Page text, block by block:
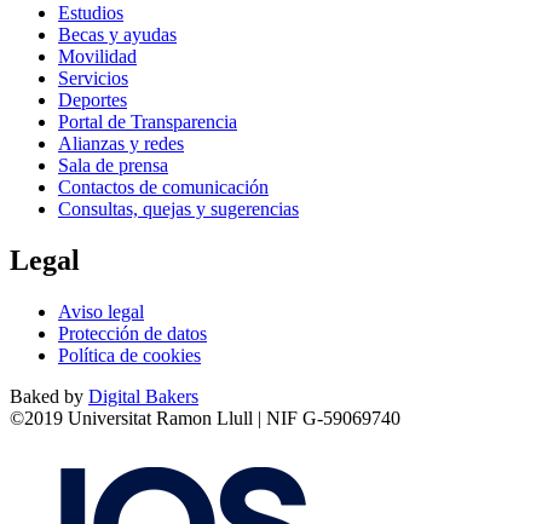
Estudios
Becas y ayudas
Movilidad
Servicios
Deportes
Portal de Transparencia
Alianzas y redes
Sala de prensa
Contactos de comunicación
Consultas, quejas y sugerencias
Legal
Aviso legal
Protección de datos
Política de cookies
Baked by Digital Bakers
©2019 Universitat Ramon Llull | NIF G-59069740